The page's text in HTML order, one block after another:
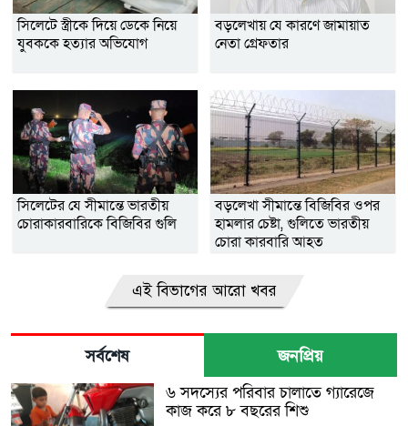
সিলেটে স্ত্রীকে দিয়ে ডেকে নিয়ে
যুবককে হত্যার অভিযোগ
বড়লেখায় যে কারণে জামায়াত
নেতা গ্রেফতার
সিলেটের যে সীমান্তে ভারতীয়
চোরাকারবারিকে বিজিবির গুলি
বড়লেখা সীমান্তে বিজিবির ওপর
হামলার চেষ্টা, গুলিতে ভারতীয়
চোরা কারবারি আহত
এই বিভাগের আরো খবর
সর্বশেষ জনপ্রিয়
৬ সদস্যের পরিবার চালাতে গ্যারেজে
কাজ করে ৮ বছরের শিশু